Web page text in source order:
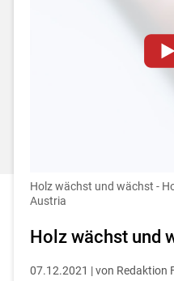
Einstellungen
Holz wächst und wächst -
Austria
Holz wächst und
07.12.2021 | von Redaktion